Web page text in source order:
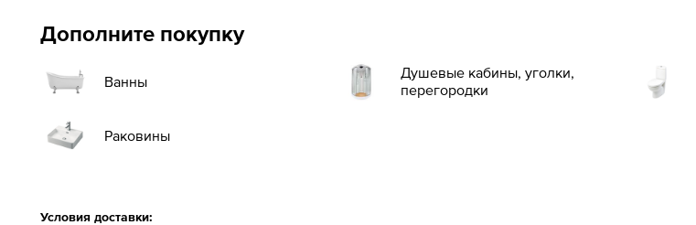
Дополните покупку
Ванны
Душевые кабины, уголки,
перегородки
Раковины
Условия доставки: